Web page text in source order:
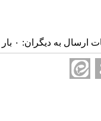
به دیگران: ۰ بار |